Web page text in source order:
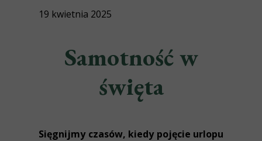
19 kwietnia 2025
Samotność w
święta
Sięgnijmy czasów, kiedy pojęcie urlopu